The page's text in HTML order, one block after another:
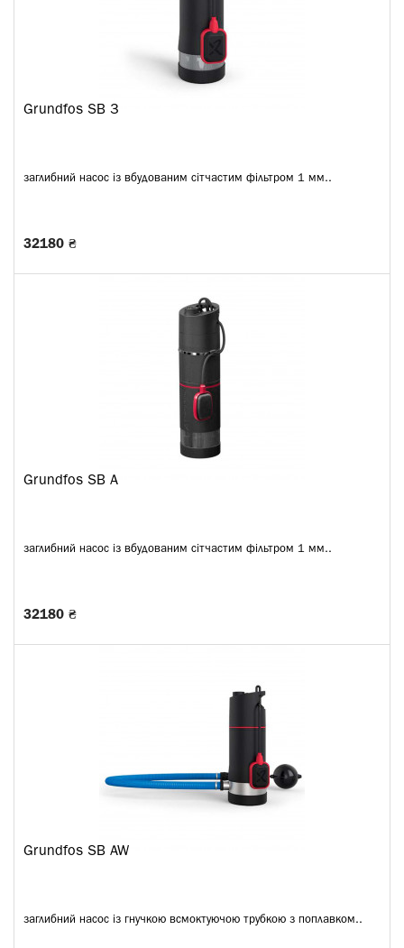
Grundfos SB 3
заглибний насос із вбудованим сітчастим фільтром 1 мм..
32180 ₴
Grundfos SB A
заглибний насос із вбудованим сітчастим фільтром 1 мм..
32180 ₴
Grundfos SB AW
заглибний насос із гнучкою всмоктуючою трубкою з поплавком..